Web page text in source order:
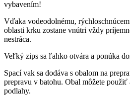
vybavením!
Vďaka vodeodolnému,
oblasti krku zostane vnútri vždy
nestráca.
Veľký zips sa ľahko otvára a ponúka
Spací vak sa dodáva s obalom na
prepravu v batohu. Obal môžete
podlahy.